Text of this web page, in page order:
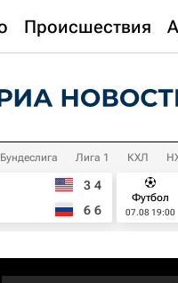
Происшествия
Бундеслига Лига 1 КХЛ
3 4
6 6
Футбол
07.08 19:00